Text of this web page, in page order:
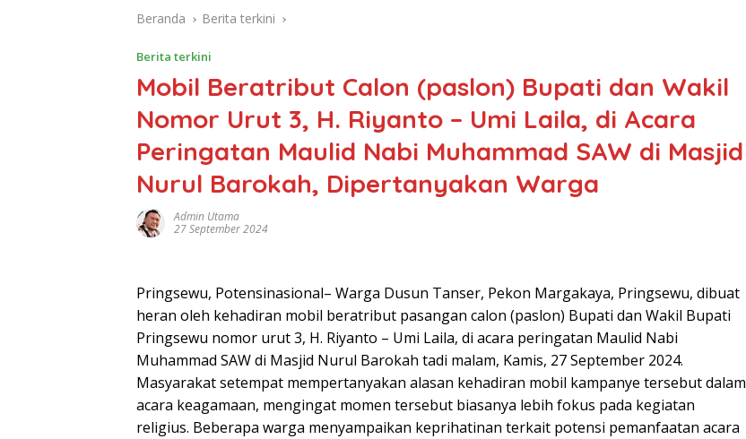
Beranda Berita terkini
Berita terkini
Mobil Beratribut Calon (paslon) Bupati dan Wakil
Nomor Urut 3, H. Riyanto – Umi Laila, di Acara
Peringatan Maulid Nabi Muhammad SAW di Masjid
Nurul Barokah, Dipertanyakan Warga
Admin Utama
27 September 2024
Pringsewu, Potensinasional– Warga Dusun Tanser, Pekon Margakaya, Pringsewu, dibuat
heran oleh kehadiran mobil beratribut pasangan calon (paslon) Bupati dan Wakil Bupati
Pringsewu nomor urut 3, H. Riyanto – Umi Laila, di acara peringatan Maulid Nabi
Muhammad SAW di Masjid Nurul Barokah tadi malam, Kamis, 27 September 2024.
Masyarakat setempat mempertanyakan alasan kehadiran mobil kampanye tersebut dalam
acara keagamaan, mengingat momen tersebut biasanya lebih fokus pada kegiatan
religius. Beberapa warga menyampaikan keprihatinan terkait potensi pemanfaatan acara